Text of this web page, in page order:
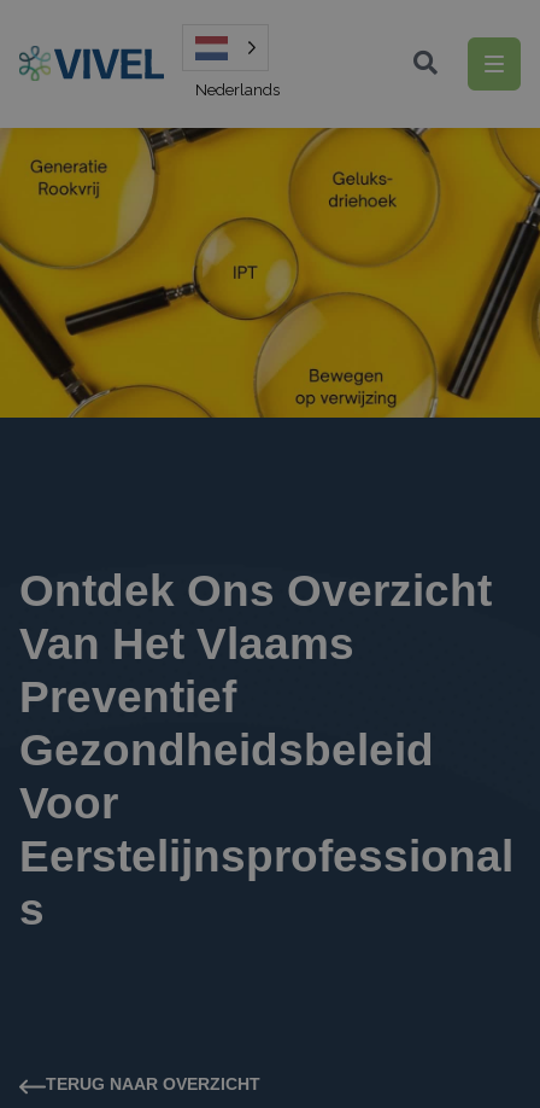
Nederlands
Ontdek Ons Overzicht
Van Het Vlaams
Preventief
Gezondheidsbeleid
Voor
Eerstelijnsprofessional
S
TERUG NAAR OVERZICHT